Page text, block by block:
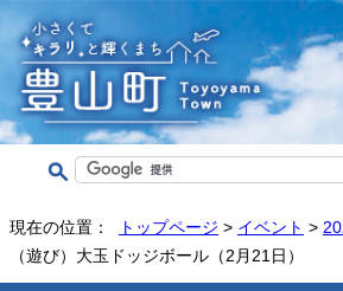
現在の位置： トップページ > イベント >
（遊び）大玉ドッジボール（2月21日）